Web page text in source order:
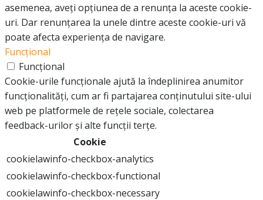
asemenea, aveți opțiunea de a renunța la aceste cookie-
uri. Dar renunțarea la unele dintre aceste cookie-uri vă
poate afecta experiența de navigare.
Funcțional
Funcțional
Cookie-urile funcționale ajută la îndeplinirea anumitor
funcționalități, cum ar fi partajarea conținutului site-ului
web pe platformele de rețele sociale, colectarea
feedback-urilor și alte funcții terțe.
Cookie
cookielawinfo-checkbox-analytics
cookielawinfo-checkbox-functional
cookielawinfo-checkbox-necessary